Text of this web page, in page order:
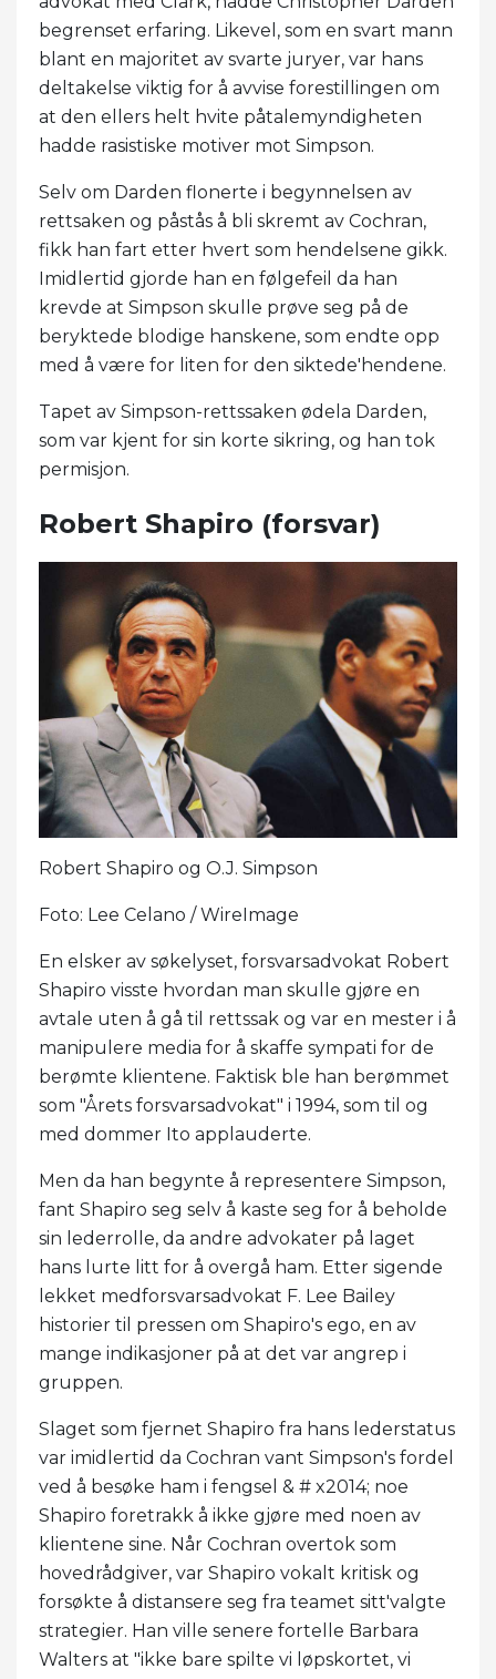
begrenset erfaring. Likevel, som en svart mann
blant en majoritet av svarte juryer, var hans
deltakelse viktig for å avvise forestillingen om
at den ellers helt hvite påtalemyndigheten
hadde rasistiske motiver mot Simpson.
Selv om Darden flonerte i begynnelsen av
rettsaken og påstås å bli skremt av Cochran,
fikk han fart etter hvert som hendelsene gikk.
Imidlertid gjorde han en følgefeil da han
krevde at Simpson skulle prøve seg på de
beryktede blodige hanskene, som endte opp
med å være for liten for den siktede'hendene.
Tapet av Simpson-rettssaken ødela Darden,
som var kjent for sin korte sikring, og han tok
permisjon.
Robert Shapiro (forsvar)
Robert Shapiro og O.J. Simpson
Foto: Lee Celano / WireImage
En elsker av søkelyset, forsvarsadvokat Robert
Shapiro visste hvordan man skulle gjøre en
avtale uten å gå til rettssak og var en mester i å
manipulere media for å skaffe sympati for de
berømte klientene. Faktisk ble han berømmet
som "Årets forsvarsadvokat" i 1994, som til og
med dommer Ito applauderte.
Men da han begynte å representere Simpson,
fant Shapiro seg selv å kaste seg for å beholde
sin lederrolle, da andre advokater på laget
hans lurte litt for å overgå ham. Etter sigende
lekket medforsvarsadvokat F. Lee Bailey
historier til pressen om Shapiro's ego, en av
mange indikasjoner på at det var angrep i
gruppen.
Slaget som fjernet Shapiro fra hans lederstatus
var imidlertid da Cochran vant Simpson's fordel
ved å besøke ham i fengsel & # x2014; noe
Shapiro foretrakk å ikke gjøre med noen av
klientene sine. Når Cochran overtok som
hovedrådgiver, var Shapiro vokalt kritisk og
forsøkte å distansere seg fra teamet sitt'valgte
strategier. Han ville senere fortelle Barbara
Walters at "ikke bare spilte vi løpskortet, vi